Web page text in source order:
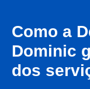
Como a
Dominic
dos